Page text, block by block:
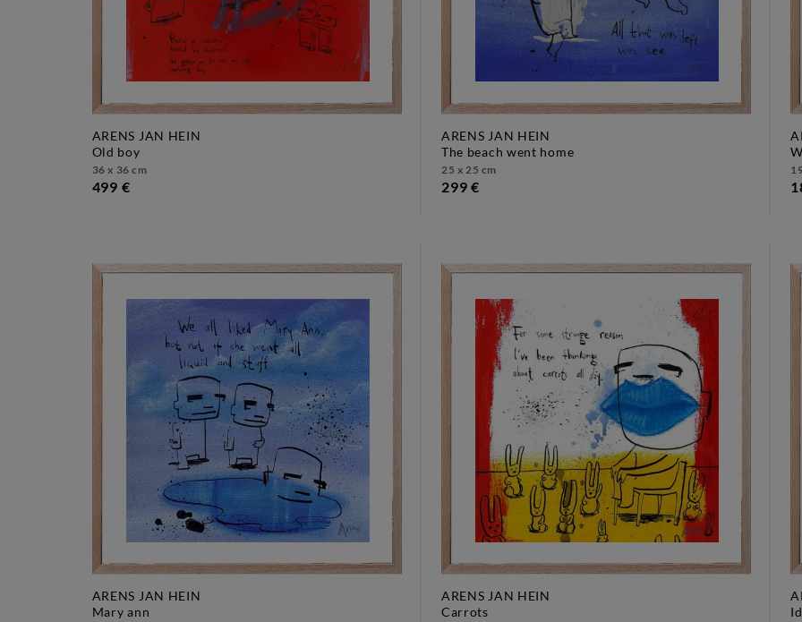
ARENS JAN HEIN
old boy
36 x 36 cm
499 €
ARENS JAN HEIN
the beach went home
25 x 25 cm
299 €
ARENS JAN HEIN
mary ann
ARENS JAN HEIN
carrots